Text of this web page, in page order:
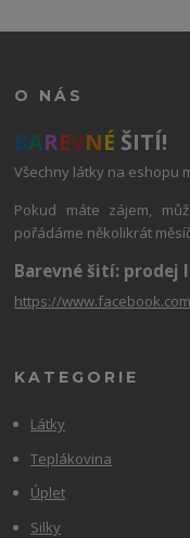
O NÁS
BAREVNÉ ŠITÍ!
Všechny látky na eshopu
Pokud máte zájem,
pořádáme několikrát
Barevné šití: prodej
https://
KATEGORIE
Látky
Teplákovina
Úplet
Silky